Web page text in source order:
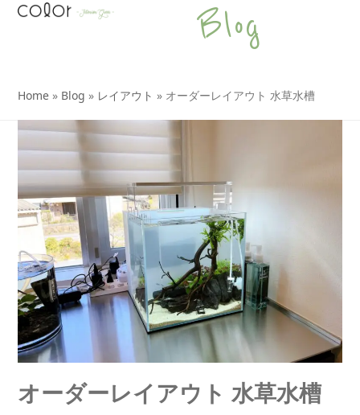
SkipOpen
Close
Blog
Home » Blog » レイアウト » オーダーレイアウト 水草水槽
オーダーレイアウト 水草水槽